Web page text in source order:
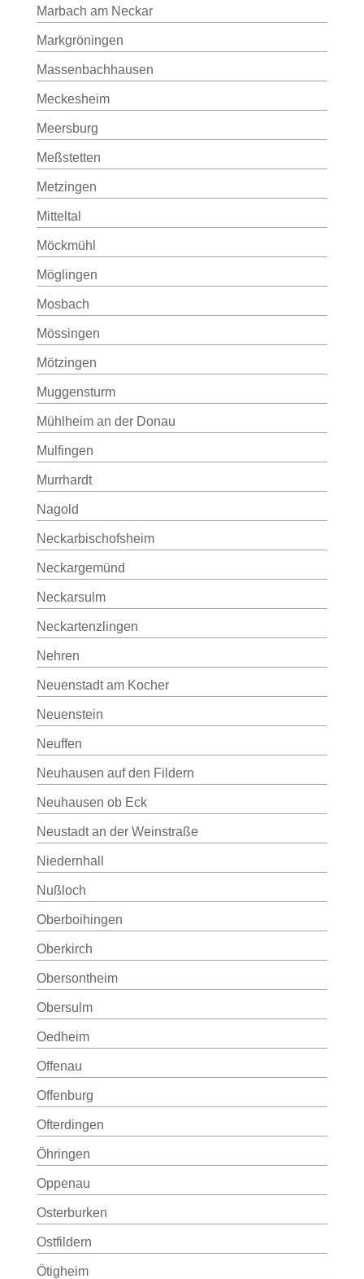
Marbach am Neckar
Markgröningen
Massenbachhausen
Meckesheim
Meersburg
Meßstetten
Metzingen
Mitteltal
Möckmühl
Möglingen
Mosbach
Mössingen
Mötzingen
Muggensturm
Mühlheim an der Donau
Mulfingen
Murrhardt
Nagold
Neckarbischofsheim
Neckargemünd
Neckarsulm
Neckartenzlingen
Nehren
Neuenstadt am Kocher
Neuenstein
Neuffen
Neuhausen auf den Fildern
Neuhausen ob Eck
Neustadt an der Weinstraße
Niedernhall
Nußloch
Oberboihingen
Oberkirch
Obersontheim
Obersulm
Oedheim
Offenau
Offenburg
Ofterdingen
Öhringen
Oppenau
Osterburken
Ostfildern
Ötigheim